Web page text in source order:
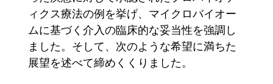
ィクス療法の例を挙げ、マイクロバイオー
ムに基づく介入の臨床的な妥当性を強調し
ました。そして、次のような希望に満ちた
展望を述べて締めくくりました。